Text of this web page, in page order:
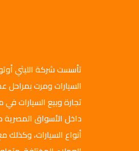
السيارات ومرت
تجارة وبيع السيارات
داخل الأسواق المصرية
أنواع السيارات، وكذلك